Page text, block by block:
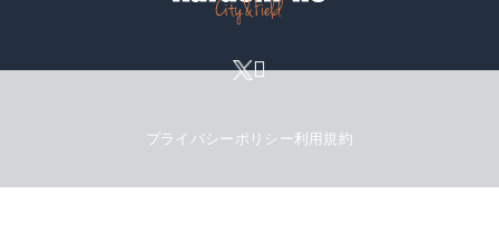
プライバシーポリシー利用規約